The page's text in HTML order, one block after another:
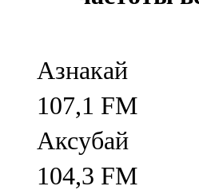
Азнакай
107,1 FM
Аксубай
104,3 FM